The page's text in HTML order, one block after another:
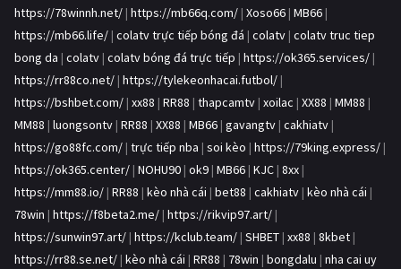
https://78winnh.net/ | https://mb66q.com/ | Xoso66 | MB66 |
https://mb66.life/ | colatv trực tiếp bóng đá | colatv | colatv truc tiep
bong da | colatv | colatv bóng đá trực tiếp | https://ok365.services/ |
https://rr88co.net/ | https://tylekeonhacai.futbol/ |
https://bshbet.com/ | xx88 | RR88 | thapcamtv | xoilac | XX88 | MM88 |
MM88 | luongsontv | RR88 | XX88 | MB66 | gavangtv | cakhiatv |
https://go88fc.com/ | trực tiếp nba | soi kèo | https://79king.express/ |
https://ok365.center/ | NOHU90 | ok9 | MB66 | KJC | 8xx |
https://mm88.io/ | RR88 | kèo nhà cái | bet88 | cakhiatv | kèo nhà cái |
78win | https://f8beta2.me/ | https://rikvip97.art/ |
https://sunwin97.art/ | https://kclub.team/ | SHBET | xx88 | 8kbet |
https://rr88.se.net/ | kèo nhà cái | RR88 | 78win | bongdalu | nha cai uy